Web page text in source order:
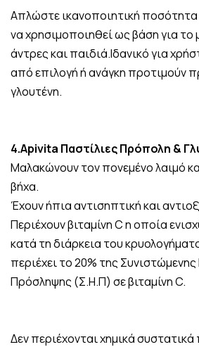
Απλώστε ικανοποιητική
να χρησιμοποιηθεί ως βάση για το
άντρες και παιδιά.Ιδανικό για
από επιλογή ή ανάγκη προτιμούν
γλουτένη.
4.Apivita Παστίλιες Πρόπολη &
Μαλακώνουν τον πονεμένο λαιμό
βήχα.
Έχουν ήπια αντισηπτική και
Περιέχουν βιταμίνη C η οποία
κατά τη διάρκεια του
περιέχει το 20% της
Πρόσληψης (Σ.Η.Π) σε βιταμίνη C.
Δεν περιέχονται χημικά